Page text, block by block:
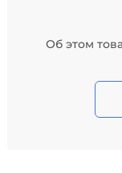
Об этом